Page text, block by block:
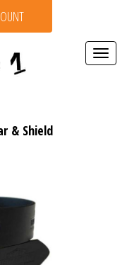
Espandi
barra
& Shield